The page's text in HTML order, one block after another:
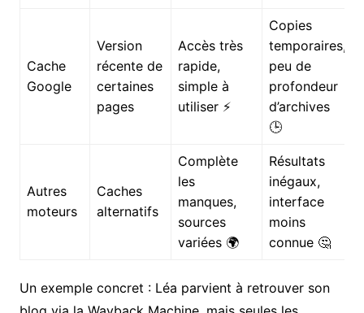
Cache
Google
Version
récente de
certaines
pages
Accès très
rapide,
simple à
utiliser ⚡
Copies
temporaires,
peu de
profondeur
d’archives
🕒
Autres
moteurs
Caches
alternatifs
Complète
les
manques,
sources
variées 🌍
Résultats
inégaux,
interface
moins
connue 🤔
Un exemple concret : Léa parvient à retrouver son